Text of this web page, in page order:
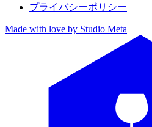
プライバシーポリシー
Made with love by Studio Meta